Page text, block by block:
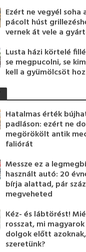
Ezért ne vegyél soha
pácolt húst
vernek át vele a
Lusta házi körtelé
se megpucolni, se
kell a gyümölcsöt
Hatalmas érték
padláson: ezért ne
megörökölt antik
faliórát
Messze ez a
használt autó: 20
bírja alattad, pár
megveheted
Kéz- és lábtörést!
rosszat, mi
dolgok előtt
szeretünk?